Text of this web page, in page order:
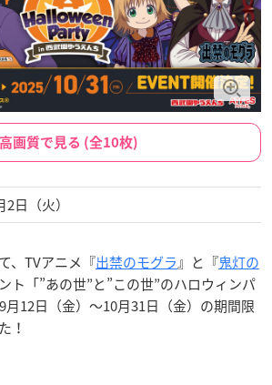
高画質で見る (全10枚)
日（火）
、TVアニメ『出禁のモグラ』と『鬼灯の
ト「”あの世”と”この世”のハロウィンパ
月12日（金）〜10月31日（金）の期間限
！